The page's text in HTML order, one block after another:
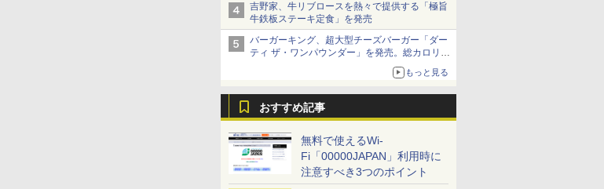
吉野家、牛リブロースを熱々で提供する「極旨
牛鉄板ステーキ定食」を発売
バーガーキング、超大型チーズバーガー「ダー
ティ ザ・ワンパウンダー」を発売。総カロリー
もっと見る
おすすめ記事
無料で使えるWi-
Fi「00000JAPAN」利用時に
注意すべき3つのポイント